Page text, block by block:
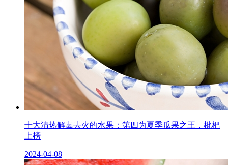
十大清热解毒去火的水果：第四为夏季瓜果之王，枇杷
上榜
2024-04-08